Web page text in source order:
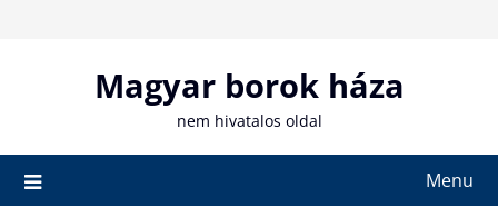
Magyar borok háza
nem hivatalos oldal
Menu